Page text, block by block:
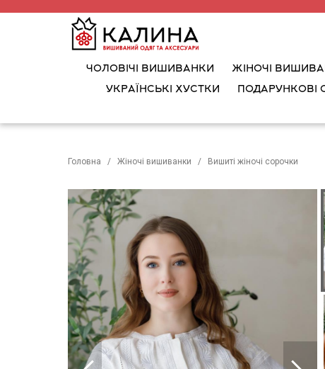
ЧОЛОВІЧІ ВИШИВАНКИ ЖІНОЧІ
УКРАЇНСЬКІ ХУСТКИ
ПОДАРУНКОВІ
Головна Жіночі вишиванки Вишиті жіночі сорочки